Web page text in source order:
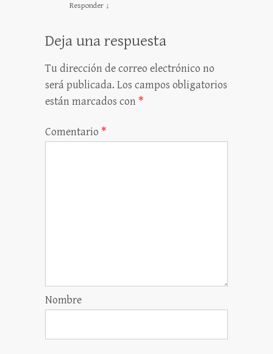
Responder ↓
Deja una respuesta
Tu dirección de correo electrónico no
será publicada. Los campos obligatorios
están marcados con *
Comentario *
Nombre